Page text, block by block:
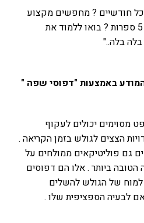
חודשיים ? מחפשים מקצוע
נחשב עם שכר התחלתי של 5 ספרות ? בואו ללמוד את
בלה.."
באמצעות "דפוסי שפה "
מסוימים יכולים לעקוף
הצצים לגולש בזמן הקריאה .
פוליטיקאים ממולחים על
ביותר . אלו הם דפוסים
למוח של הגולש להשלים
לבעיה הספציפית שלו .